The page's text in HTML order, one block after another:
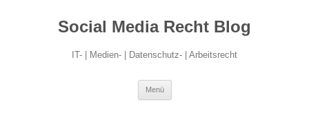
Social Media Recht Blog
IT- | Medien- | Datenschutz- | Arbeitsrecht
Menü